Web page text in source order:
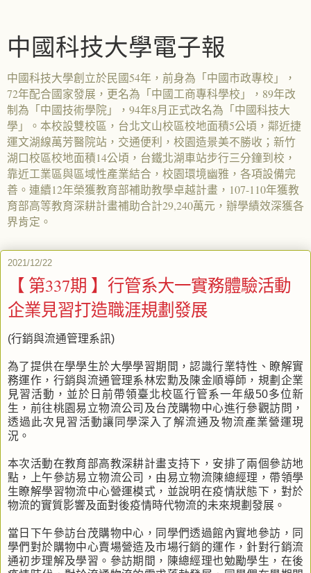
中國科技大學電子報
中國科技大學創立於民國54年，前身為「中國市政專校」，
72年配合國家發展，更名為「中國工商專科學校」，89年改
制為「中國技術學院」，94年8月正式改名為「中國科技大
學」。本校設雙校區，台北文山校區校地面積5公頃，鄰近捷
運文湖線萬芳醫院站，交通便利，校園造景美不勝收；新竹
湖口校區校地面積14公頃，台鐵北湖車站步行三分鐘到校，
靠近工業區與區域性產業結合，校園環境幽雅，各項設備完
善。連續12年榮獲教育部補助教學卓越計畫，107-110年獲教
育部高等教育深耕計畫補助合計29,240萬元，辦學績效深獲各
界肯定。
2021/12/22
【 第337期 】行管系大一實務體驗活動
企業見習打造職涯規劃發展
(行銷與流通管理系訊)
為了提供在學學生於大學學習期間，認識行業特性、瞭解實
務運作，行銷與流通管理系林宏勳及陳金順導師，規劃企業
見習活動，並於日前帶領臺北校區行管系一年級50多位新
生，前往桃園易立物流公司及台茂購物中心進行參觀訪問，
透過此次見習活動讓同學深入了解流通及物流產業營運現
況。
本次活動在教育部高教深耕計畫支持下，安排了兩個參訪地
點，上午參訪易立物流公司，由易立物流陳總經理，帶領學
生瞭解學習物流中心營運模式，並說明在疫情狀態下，對於
物流的實質影響及面對後疫情時代物流的未來規劃發展。
當日下午參訪台茂購物中心，同學們透過館內實地參訪，同
學們對於購物中心賣場營造及市場行銷的運作，針對行銷流
通初步理解及學習。參訪期間，陳總經理也勉勵學生，在後